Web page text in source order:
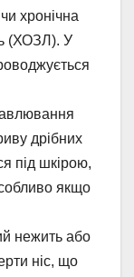
хронічна
(ХОЗЛ). У
дрібних
під шкірою,
якщо
нежить або
ніс, що